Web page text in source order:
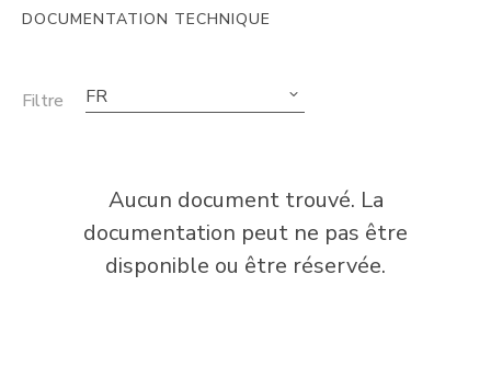
DOCUMENTATION TECHNIQUE
Filtre FR
Aucun document trouvé. La
documentation peut ne pas être
disponible ou être réservée.